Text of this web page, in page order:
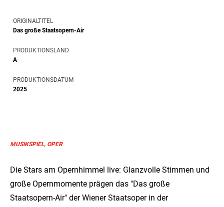
ORIGINALTITEL
Das große Staatsopern-Air
PRODUKTIONSLAND
A
PRODUKTIONSDATUM
2025
MUSIKSPIEL, OPER
Die Stars am Opernhimmel live: Glanzvolle Stimmen und
große Opernmomente prägen das "Das große
Staatsopern-Air" der Wiener Staatsoper in der